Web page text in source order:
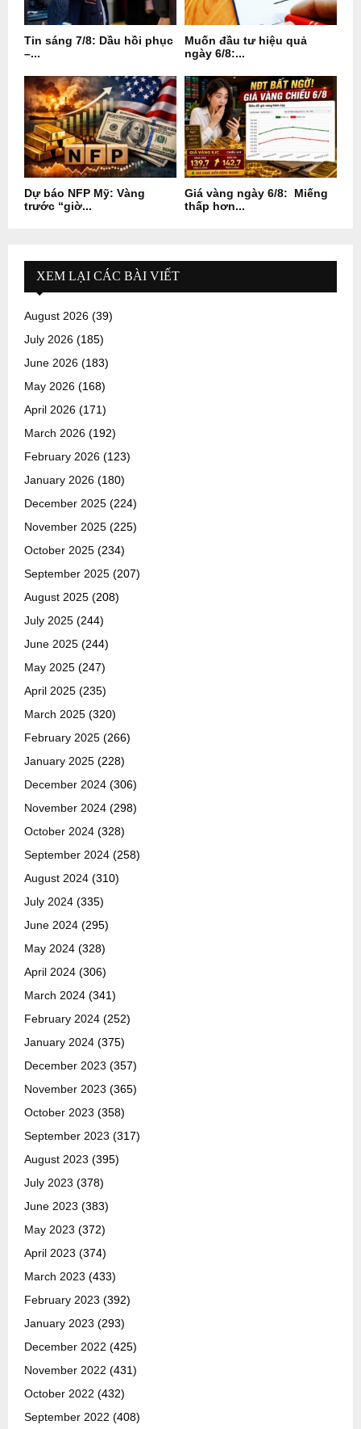
Tin sáng 7/8: Dầu hồi phục
–...
Muốn đầu tư hiệu quả
ngày 6/8:...
Dự báo NFP Mỹ: Vàng
trước “giờ...
Giá vàng ngày 6/8: Miếng
thấp hơn...
XEM LẠI CÁC BÀI VIẾT
August 2026 (39)
July 2026 (185)
June 2026 (183)
May 2026 (168)
April 2026 (171)
March 2026 (192)
February 2026 (123)
January 2026 (180)
December 2025 (224)
November 2025 (225)
October 2025 (234)
September 2025 (207)
August 2025 (208)
July 2025 (244)
June 2025 (244)
May 2025 (247)
April 2025 (235)
March 2025 (320)
February 2025 (266)
January 2025 (228)
December 2024 (306)
November 2024 (298)
October 2024 (328)
September 2024 (258)
August 2024 (310)
July 2024 (335)
June 2024 (295)
May 2024 (328)
April 2024 (306)
March 2024 (341)
February 2024 (252)
January 2024 (375)
December 2023 (357)
November 2023 (365)
October 2023 (358)
September 2023 (317)
August 2023 (395)
July 2023 (378)
June 2023 (383)
May 2023 (372)
April 2023 (374)
March 2023 (433)
February 2023 (392)
January 2023 (293)
December 2022 (425)
November 2022 (431)
October 2022 (432)
September 2022 (408)